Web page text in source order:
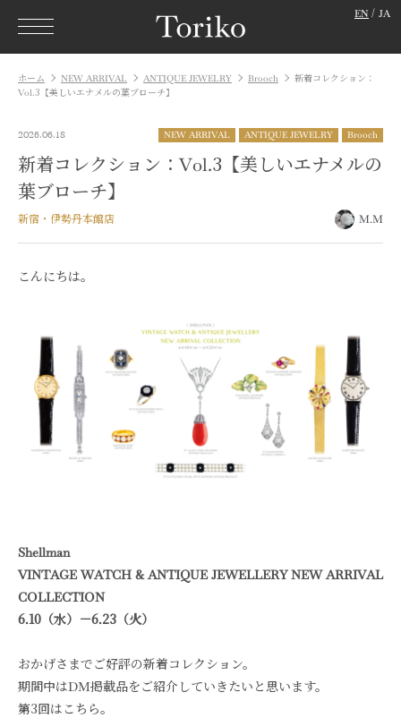
EN JA
ホーム NEW ARRIVAL ANTIQUE JEWELRY Brooch
新着コレクション：
Vol.3【美しいエナメルの葉ブローチ】
2026.06.18 NEW ARRIVAL ANTIQUE JEWELRY Brooch
新着コレクション：Vol.3【美しいエナメルの
葉ブローチ】
新宿・伊勢丹本館店 M.M
こんにちは。
Shellman
VINTAGE WATCH & ANTIQUE JEWELLERY NEW ARRIVAL
COLLECTION
6.10（水）－6.23（火）
おかげさまでご好評の新着コレクション。
期間中はDM掲載品をご紹介していきたいと思います。
第3回はこちら。